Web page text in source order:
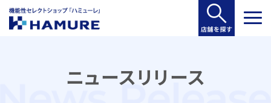
ニュースリリース